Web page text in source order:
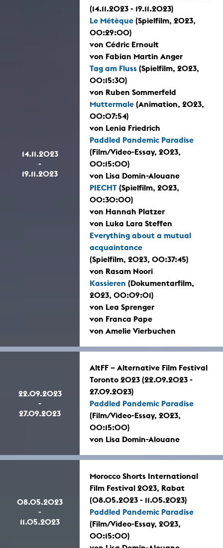
14.11.2023
-
19.11.2023
(14.11.2023 - 19.11.2023)
Le Métèque (Spielfilm, 2023,
00:29:00)
von Cédric Ernoult
von Fabian Martin Anger
Tag am Fluss (Spielfilm, 2023,
00:15:30)
von Ruben Sommerfeld
Muttermale (Animation, 2023,
00:07:54)
von Lenia Friedrich
Paddled Pandemic Paradise
(Film/Video-Essay, 2023,
00:15:00)
von Lisa Domin-Alouane
PIECHT (Spielfilm, 2023,
00:30:00)
von Hannah Platzer
von Luka Lara Steffen
Everything about a mutual
acquaintance
(Spielfilm, 2023, 00:37:45)
von Rasam Noori
Kassieren (Dokumentarfilm,
2023, 00:09:01)
von Lea Sprenger
von Franca Pape
von Amelie Vierbuchen
22.09.2023
-
27.09.2023
AltFF – Alternative Film Festival
Toronto 2023 (22.09.2023 -
27.09.2023)
Paddled Pandemic Paradise
(Film/Video-Essay, 2023,
00:15:00)
von Lisa Domin-Alouane
08.05.2023
-
11.05.2023
Morocco Shorts International
Film Festival 2023, Rabat
(08.05.2023 - 11.05.2023)
Paddled Pandemic Paradise
(Film/Video-Essay, 2023,
00:15:00)